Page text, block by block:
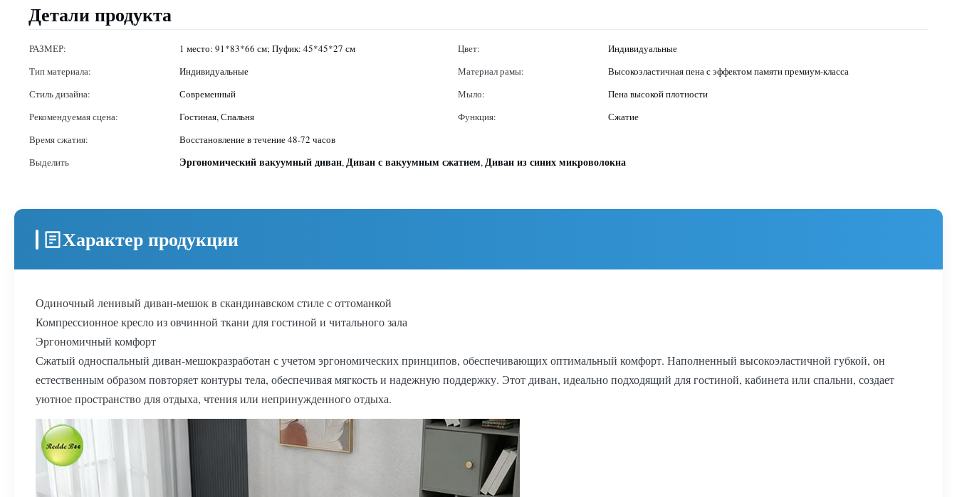
Детали продукта
РАЗМЕР: 1 место: 91*83*66 см; Пуфик: 45*45*27 см Цвет:
Индивидуальные
Тип материала:
Индивидуальные Материал рамы:
Высокоэластичная пена с эффектом памяти премиум-класса
Стиль дизайна:
Современный Мыло:
Пена высокой плотности
Рекомендуемая сцена:
Гостиная, Спальня Функция:
Сжатие
Время сжатия:
Восстановление в течение 48-72 часов
Выделить
Эргономический вакуумный диван,Диван с вакуумным сжатием,Диван из синих микроволокна
Характер продукции
Одиночный ленивый диван-мешок в скандинавском стиле с оттоманкой
Компрессионное кресло из овчинной ткани для гостиной и читального зала
Эргономичный комфорт
Сжатый односпальный диван-мешокразработан с учетом эргономических принципов, обеспечивающих оптимальный комфорт. Наполненный высокоэластичной губкой, он
естественным образом повторяет контуры тела, обеспечивая мягкость и надежную поддержку. Этот диван, идеально подходящий для гостиной, кабинета или спальни, создает
уютное пространство для отдыха, чтения или непринужденного отдыха.